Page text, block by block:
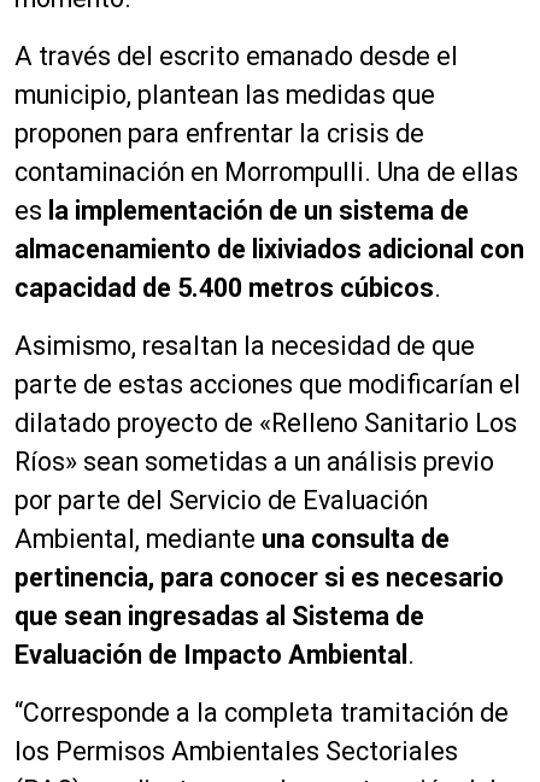
A través del escrito emanado desde el
municipio, plantean las medidas que
proponen para enfrentar la crisis de
contaminación en Morrompulli. Una de ellas
es la implementación de un sistema de
almacenamiento de lixiviados adicional con
capacidad de 5.400 metros cúbicos.
Asimismo, resaltan la necesidad de que
parte de estas acciones que modificarían el
dilatado proyecto de «Relleno Sanitario Los
Ríos» sean sometidas a un análisis previo
por parte del Servicio de Evaluación
Ambiental, mediante una consulta de
pertinencia, para conocer si es necesario
que sean ingresadas al Sistema de
Evaluación de Impacto Ambiental .
“Corresponde a la completa tramitación de
los Permisos Ambientales Sectoriales